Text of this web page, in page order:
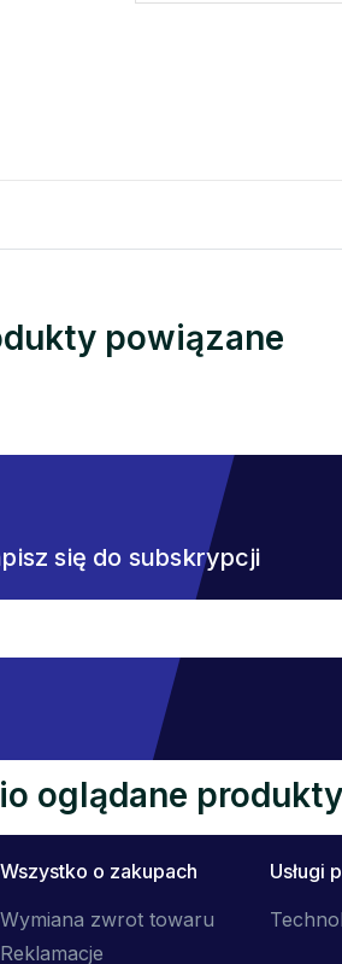
powiązane
się do subskrypcji
oglądane produkty
Wszystko o zakupach
Wymiana zwrot towaru
Reklamacje
Usługi